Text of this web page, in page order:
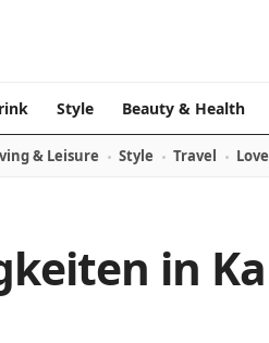
Style Beauty & Health
& Leisure Style Travel
in